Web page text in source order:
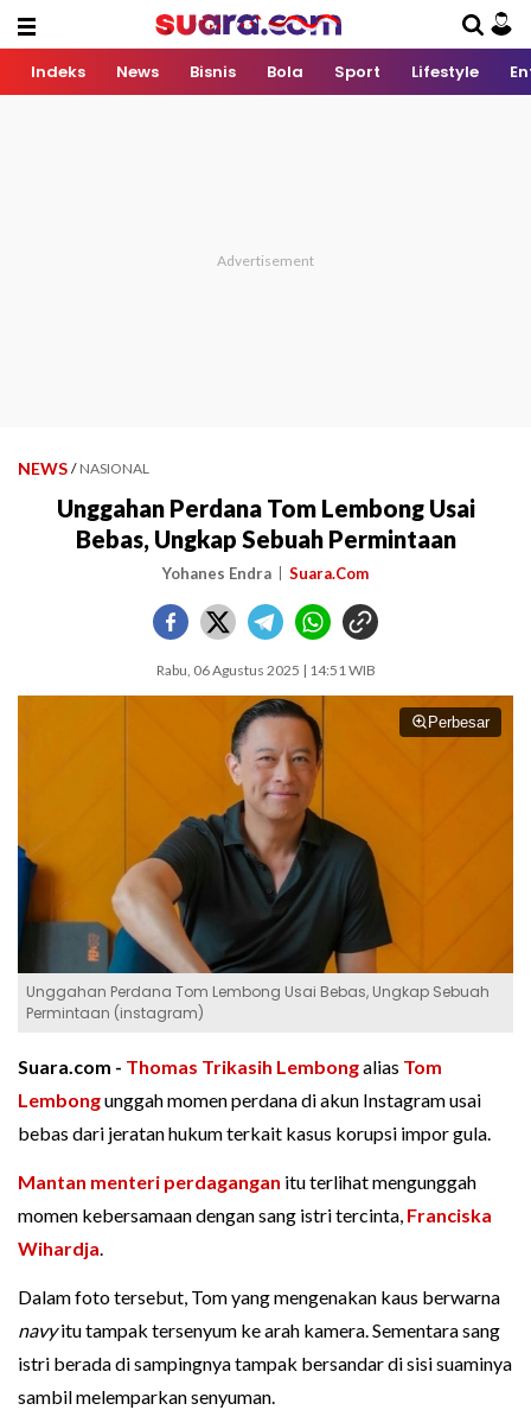
Indeks News Bisnis Bola Sport Lifestyle
NEWS / NASIONAL
Unggahan Perdana Tom Lembong Usai
Bebas, Ungkap Sebuah Permintaan
Yohanes Endra Suara.Com
Rabu, 06 Agustus 2025 | 14:51 WIB
Perbesar
Unggahan Perdana Tom Lembong Usai Bebas, Ungkap Sebuah
Permintaan (instagram)
Suara.com - Thomas Trikasih Lembongalias Tom
Lembongunggah momen perdana di akun Instagram usai
bebas dari jeratan hukum terkait kasus korupsi impor gula.
Mantan menteri perdagangan itu terlihat mengunggah
momen kebersamaan dengan sang istri tercinta, Franciska
Wihardja.
Dalam foto tersebut, Tom yang mengenakan kaus berwarna
navyitu tampak tersenyum ke arah kamera. Sementara sang
istri berada di sampingnya tampak bersandar di sisi suaminya
sambil melemparkan senyuman.